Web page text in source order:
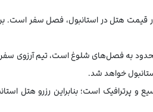
قیمت هتل در استانبول، فصل سفر است.
خواهد شد.
پرترافیک است؛ بنابراین رزرو هتل